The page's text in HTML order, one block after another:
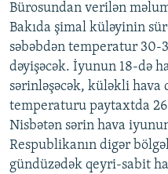
Bürosundan verilən
Bakıda şimal küləyinin
səbəbdən temperatur 30-
dəyişəcək. İyunun 18-də
sərinləşəcək, küləkli hava
temperaturu paytaxtda
Nisbətən sərin hava
Respublikanın digər
gündüzədək qeyri-sabit